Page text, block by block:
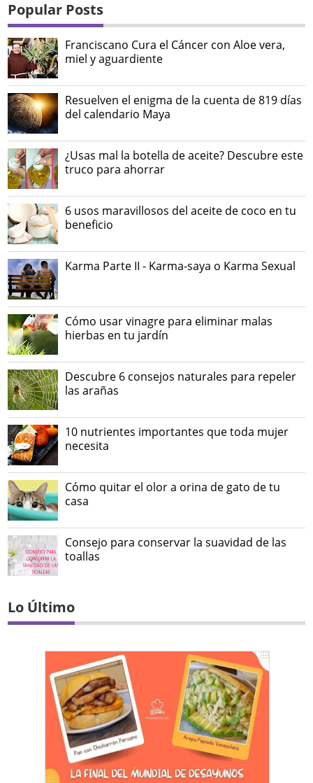
Popular Posts
Franciscano Cura el Cáncer con Aloe vera,
miel y aguardiente
Resuelven el enigma de la cuenta de 819 días
del calendario Maya
¿Usas mal la botella de aceite? Descubre este
truco para ahorrar
6 usos maravillosos del aceite de coco en tu
beneficio
Karma Parte II - Karma-saya o Karma Sexual
Cómo usar vinagre para eliminar malas
hierbas en tu jardín
Descubre 6 consejos naturales para repeler
las arañas
10 nutrientes importantes que toda mujer
necesita
Cómo quitar el olor a orina de gato de tu
casa
Consejo para conservar la suavidad de las
toallas
Lo Último